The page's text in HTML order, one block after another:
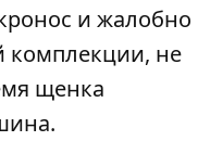
и жалобно
комплекции, не
щенка